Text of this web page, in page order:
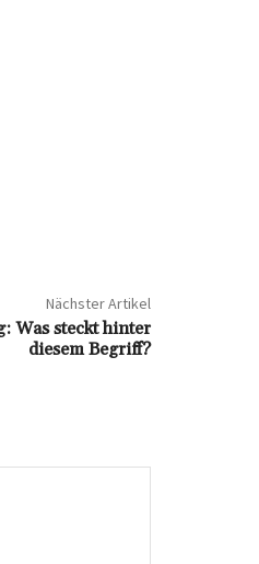
Nächster Artikel
Was steckt hinter
diesem Begriff?